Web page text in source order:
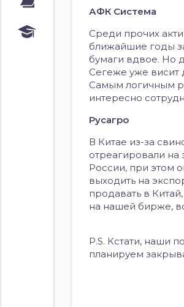
облигациям
АФК Система
Среди прочих
ближайшие годы
бумаги вдвое. Но
Сегеже уже висит
Самым логичным
интересно
Русагро
В Китае из-за
отреагировали
России, при этом
выходить на
продавать в
на нашей бирже,
P.S. Кстати, наши
планируем